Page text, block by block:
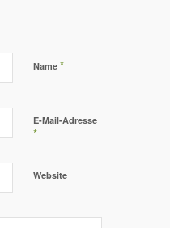
Name *
E-Mail-Adresse
*
Website